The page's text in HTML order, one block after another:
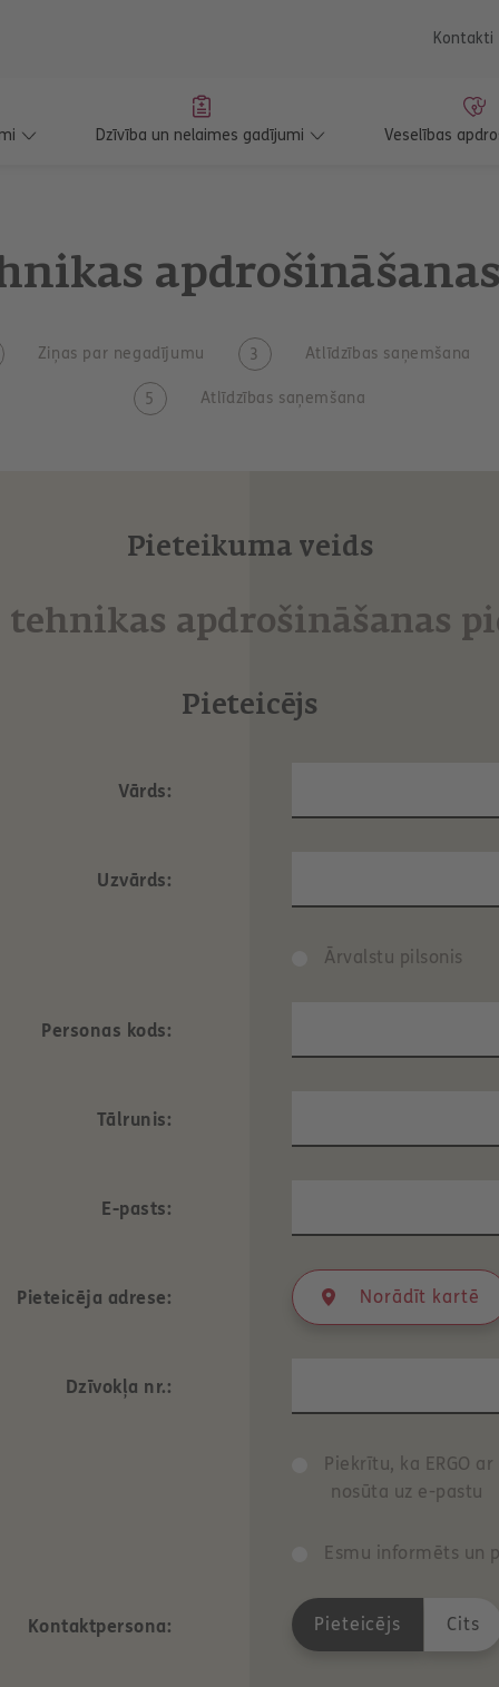
Kontakti
Dzīvība un nelaimes gadījumi Veselības
Ziņas par negadījumu Atlīdzības saņemšana
Atlīdzības saņemšana
Pieteikuma veids
tehnikas apdrošināšanas
Pieteicējs
Vārds:
Uzvārds:
Ārvalstu pilsonis
Personas kods:
Tālrunis:
E-pasts:
Pieteicēja adrese: Norādīt kartē
Dzīvokļa nr.:
Piekrītu, ka ERGO
nosūta uz e-pastu
Esmu informēts un
Kontaktpersona: Pieteicējs Cits